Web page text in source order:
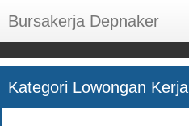
Bursakerja Depnaker
About Me
Disclaimer
Kategori Lowongan Kerja